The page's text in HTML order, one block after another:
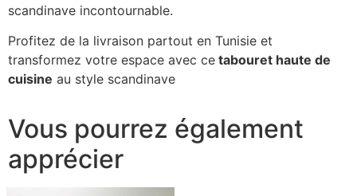
scandinave incontournable.
Profitez de la livraison partout en Tunisie et
transformez votre espace avec ce tabouret haute de
cuisine au style scandinave
Vous pourrez également
apprécier